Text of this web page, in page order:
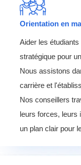
Orientation en
Aider les
stratégique pour
Nous assistons
carrière et
Nos conseillers
leurs forces, leurs
un plan clair pour